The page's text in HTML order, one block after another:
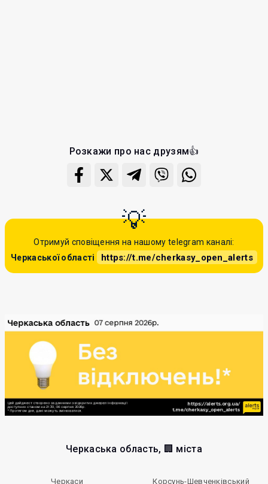
Розкажи про нас друзям👍
Отримуй сповіщення на нашому telegram каналі:
Черкаської області
https://t.me/cherkasy_open_alerts
Черкаська область, 🏢 міста
Черкаси Корсунь-Шевченківський